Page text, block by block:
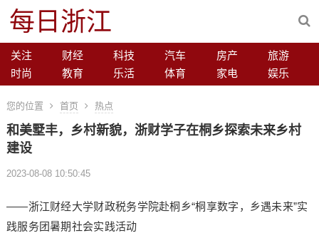
每日浙江
关注 财经 科技 汽车 房产
旅游
时尚
教育 乐活 体育 家电 娱乐
您的位置 首页 热点
和美墅丰，乡村新貌，浙财学子在桐乡探索未来乡村
建设
2023-08-08 10:50:45
——浙江财经大学财政税务学院赴桐乡“桐享数字，乡遇未来”实
践服务团暑期社会实践活动